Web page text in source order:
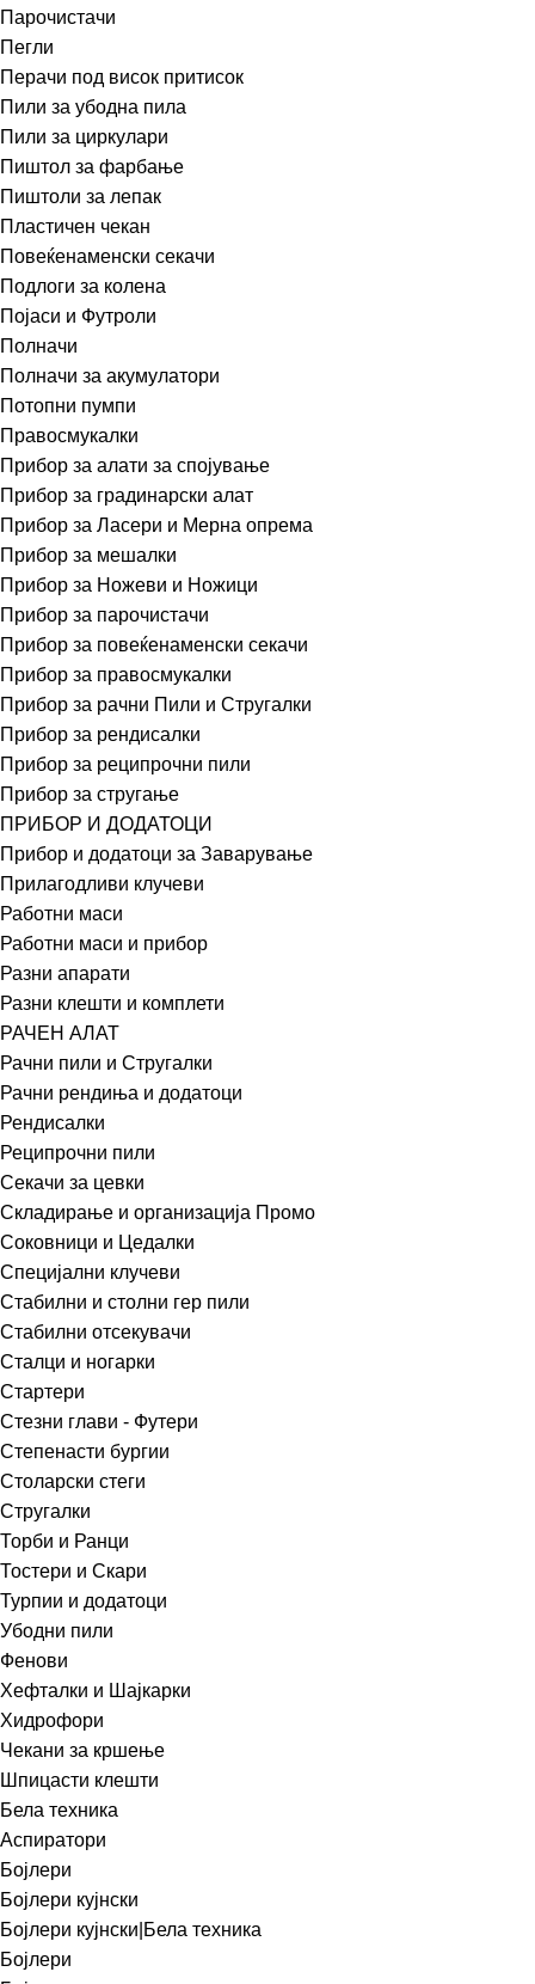
Парочистачи
Пегли
Перачи под висок притисок
Пили за убодна пила
Пили за циркулари
Пиштол за фарбање
Пиштоли за лепак
Пластичен чекан
Повеќенаменски секачи
Подлоги за колена
Појаси и Футроли
Полначи
Полначи за акумулатори
Потопни пумпи
Правосмукалки
Прибор за алати за спојување
Прибор за градинарски алат
Прибор за Ласери и Мерна опрема
Прибор за мешалки
Прибор за Ножеви и Ножици
Прибор за парочистачи
Прибор за повеќенаменски секачи
Прибор за правосмукалки
Прибор за рачни Пили и Стругалки
Прибор за рендисалки
Прибор за реципрочни пили
Прибор за стругање
ПРИБОР И ДОДАТОЦИ
Прибор и додатоци за Заварување
Прилагодливи клучеви
Работни маси
Работни маси и прибор
Разни апарати
Разни клешти и комплети
РАЧЕН АЛАТ
Рачни пили и Стругалки
Рачни рендиња и додатоци
Рендисалки
Реципрочни пили
Секачи за цевки
Складирање и организација Промо
Соковници и Цедалки
Специјални клучеви
Стабилни и столни гер пили
Стабилни отсекувачи
Сталци и ногарки
Стартери
Стезни глави - Футери
Степенасти бургии
Столарски стеги
Стругалки
Торби и Ранци
Тостери и Скари
Турпии и додатоци
Убодни пили
Фенови
Хефталки и Шајкарки
Хидрофори
Чекани за кршење
Шпицасти клешти
Бела техника
Аспиратори
Бојлери
Бојлери кујнски
Бојлери кујнски|Бела техника
Бојлери